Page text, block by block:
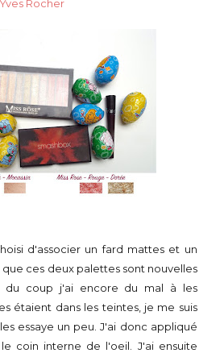
Yves Rocher
d'associer un fard mattes et un
que ces deux palettes sont nouvelles
du coup j'ai encore du mal à les
étaient dans les teintes, je me suis
essaye un peu. J'ai donc appliqué
coin interne de l'oeil. J'ai ensuite